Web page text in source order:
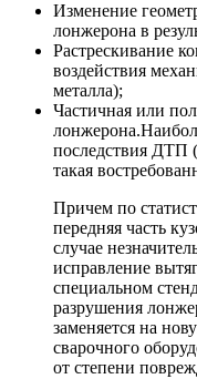
Изменение
лонжерона в
Растрескивание
воздействия
металла);
Частичная или
последствия ДТП
такая
Причем по
передняя часть
случае
исправление
специальном
разрушения
заменяется на
сварочного
от степени